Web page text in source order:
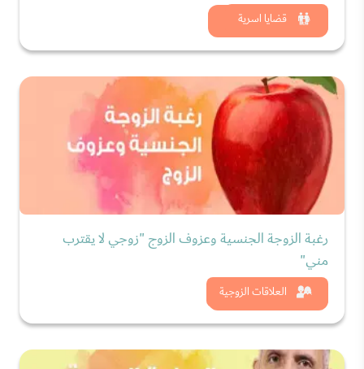
قضايا اسرية
شاهد الان
العلاقات الزوجية
رغبة الزوجة الجنسية وعزوف الزوج "زوجي لا يقترب
مني"
شاهد الان